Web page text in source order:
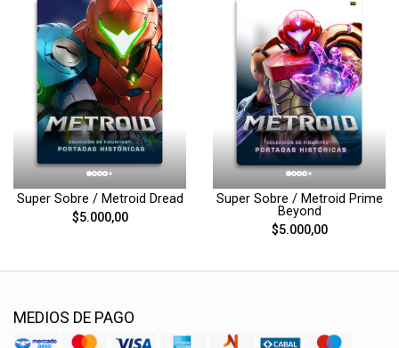
Super Sobre / Metroid Dread
$5.000,00
Super Sobre / Metroid Prime
Beyond
$5.000,00
MEDIOS DE PAGO